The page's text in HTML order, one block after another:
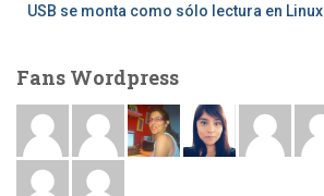
USB se monta como sólo lectura en Linux
Fans Wordpress